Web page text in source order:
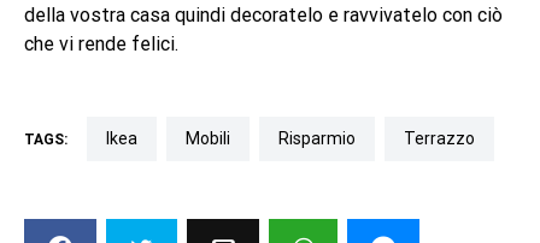
della vostra casa quindi decoratelo e ravvivatelo con ciò
che vi rende felici.
TAGS: ikea mobili risparmio terrazzo